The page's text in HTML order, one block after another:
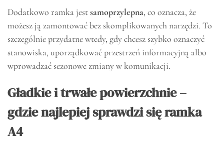
Dodatkowo ramka jestsamoprzylepna, co oznacza, że
możesz ją zamontować bez skomplikowanych narzędzi. To
szczególnie przydatne wtedy, gdy chcesz szybko oznaczyć
stanowiska, uporządkować przestrzeń informacyjną albo
wprowadzać sezonowe zmiany w komunikacji.
Gładkie i trwałe powierzchnie –
gdzie najlepiej sprawdzi się ramka
A4